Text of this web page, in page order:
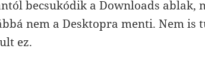
becsukódik a Downloads ablak,
nem a Desktopra menti. Nem is
ez.